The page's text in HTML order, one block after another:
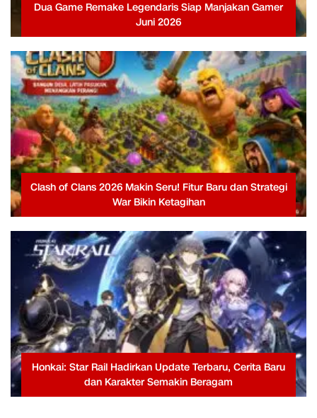
Dua Game Remake Legendaris Siap Manjakan Gamer
Juni 2026
Clash of Clans 2026 Makin Seru! Fitur Baru dan Strategi
War Bikin Ketagihan
Honkai: Star Rail Hadirkan Update Terbaru, Cerita Baru
dan Karakter Semakin Beragam